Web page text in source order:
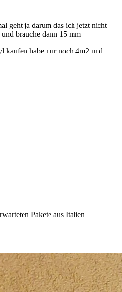
geht ja darum das ich jetzt nicht
brauche dann 15 mm
kaufen habe nur noch 4m2 und
Pakete aus Italien